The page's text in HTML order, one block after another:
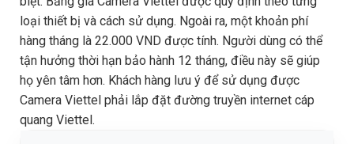
loại thiết bị và cách sử dụng. Ngoài ra, một khoản phí
hàng tháng là 22.000 VND được tính. Người dùng có thể
tận hưởng thời hạn bảo hành 12 tháng, điều này sẽ giúp
họ yên tâm hơn. Khách hàng lưu ý để sử dụng được
Camera Viettel phải lắp đặt đường truyền internet cáp
quang Viettel.